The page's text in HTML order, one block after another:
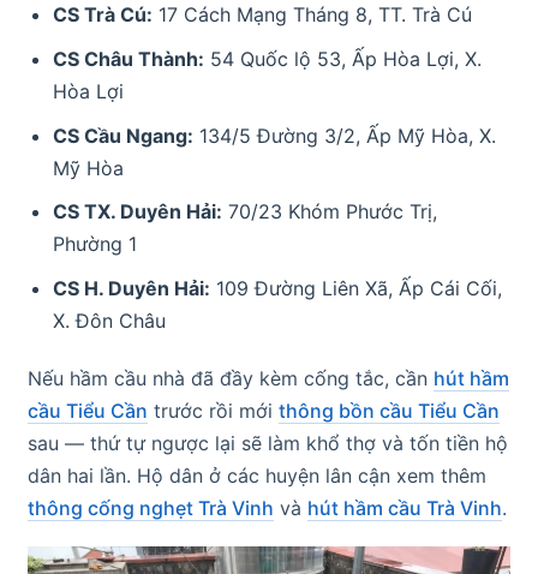
CS Trà Cú: 17 Cách Mạng Tháng 8, TT. Trà Cú
CS Châu Thành: 54 Quốc lộ 53, Ấp Hòa Lợi, X.
Hòa Lợi
CS Cầu Ngang: 134/5 Đường 3/2, Ấp Mỹ Hòa, X.
Mỹ Hòa
CS TX. Duyên Hải: 70/23 Khóm Phước Trị,
Phường 1
CS H. Duyên Hải: 109 Đường Liên Xã, Ấp Cái Cối,
X. Đôn Châu
Nếu hầm cầu nhà đã đầy kèm cống tắc, cần hút hầm
cầu Tiểu Cần trước rồi mới thông bồn cầu Tiểu Cần
sau — thứ tự ngược lại sẽ làm khổ thợ và tốn tiền hộ
dân hai lần. Hộ dân ở các huyện lân cận xem thêm
thông cống nghẹt Trà Vinh và hút hầm cầu Trà Vinh.